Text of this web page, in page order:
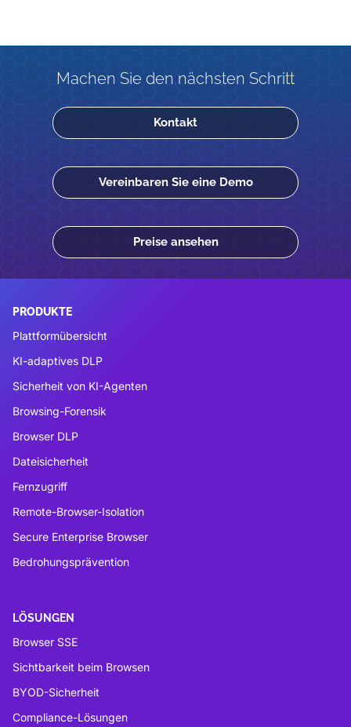
Machen Sie den nächsten Schritt
Kontakt
Vereinbaren Sie eine Demo
Preise ansehen
PRODUKTE
Plattformübersicht
KI-adaptives DLP
Sicherheit von KI-Agenten
Browsing-Forensik
Browser DLP
Dateisicherheit
Fernzugriff
Remote-Browser-Isolation
Secure Enterprise Browser
Bedrohungsprävention
LÖSUNGEN
Browser SSE
Sichtbarkeit beim Browsen
BYOD-Sicherheit
Compliance-Lösungen